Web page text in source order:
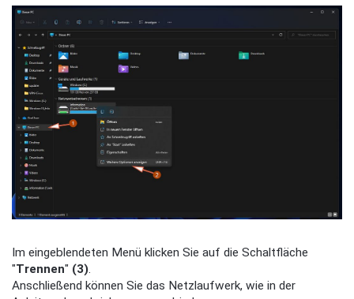
Im eingeblendeten Menü klicken Sie auf die Schaltfläche
"Trennen" (3).
Anschließend können Sie das Netzlaufwerk, wie in der